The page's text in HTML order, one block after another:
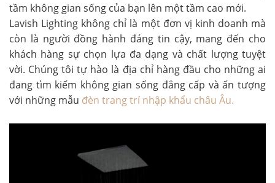
tầm không gian sống của bạn lên một tầm cao mới.
Lavish Lighting không chỉ là một đơn vị kinh doanh mà
còn là người đồng hành đáng tin cậy, mang đến cho
khách hàng sự chọn lựa đa dạng và chất lượng tuyệt
vời. Chúng tôi tự hào là địa chỉ hàng đầu cho những ai
đang tìm kiếm không gian sống đẳng cấp và ấn tượng
với những mẫu đèn trang trí nhập khẩu châu Âu.